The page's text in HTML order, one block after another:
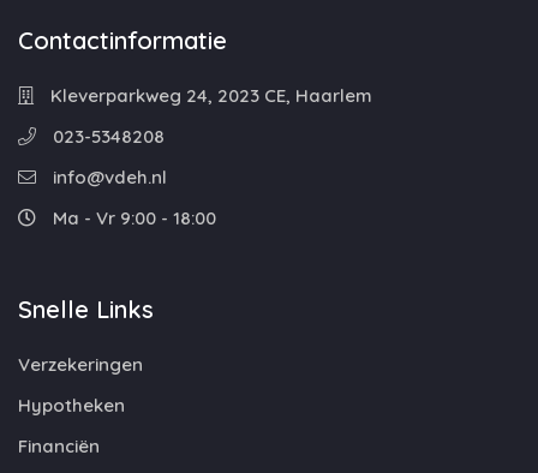
Contactinformatie
Kleverparkweg 24, 2023 CE, Haarlem
023-5348208
info@vdeh.nl
Ma - Vr 9:00 - 18:00
Snelle Links
Verzekeringen
Hypotheken
Financiën